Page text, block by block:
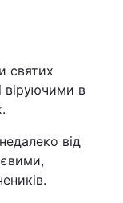
святих
віруючими в
від